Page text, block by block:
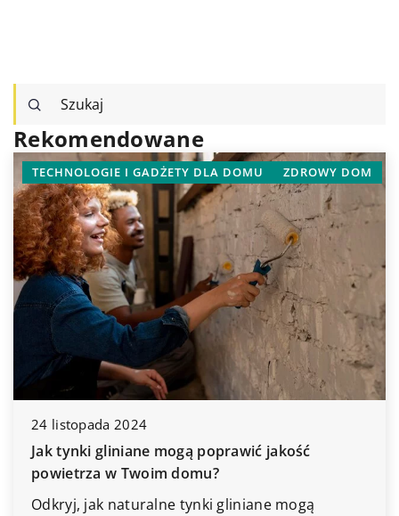
Rekomendowane
DLA DOMU ZDROWY DOM
mogą poprawić jakość
domu?
tynki gliniane mogą
WYPOCZYNEK I
Jak wybrać
Odkryj, jak